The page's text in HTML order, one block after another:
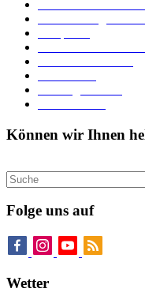
Können wir Ihnen
Folge uns auf
Wetter